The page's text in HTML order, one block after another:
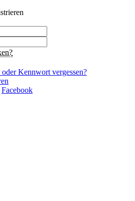
Kennwort vergessen?
Facebook